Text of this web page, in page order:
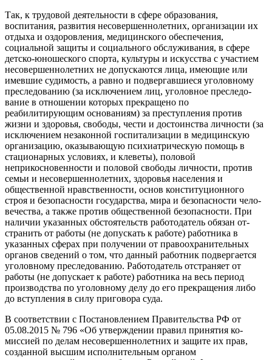
Так, к трудовой деятельности в сфе­ре образования,
воспитания, развития несовершеннолетних, организации их
отдыха и оздоровления, медицинско­го обеспечения,
социальной защиты и социального обслуживания, в сфере
детско-юношеского спорта, культуры и искусства с участием
несовершеннолет­них не допускаются лица, имеющие или
имевшие судимость, а равно и подвер­гавшиеся уголовному
преследованию (за исключением лиц, уголовное преследо­
вание в отношении которых прекращено по
реабилитирующим основаниям) за преступления против
жизни и здоровья, свободы, чести и достоинства личности (за
исключением незаконной госпита­лизации в медицинскую
организацию, оказывающую психиатрическую помощь в
стационарных условиях, и клеветы), по­ловой
неприкосновенности и половой свободы личности, против
семьи и не­совершеннолетних, здоровья населения и
общественной нравственности, основ конституционного
строя и безопасности государства, мира и безопасности чело­
вечества, а также против общественной безопасности. При
наличии указанных обстоятельств работодатель обязан от­
странить от работы (не допускать к ра­боте) работника в
указанных сферах при получении от правоохранительных
орга­нов сведений о том, что данный работник подвергается
уголовному преследова­нию. Работодатель отстраняет от
работы (не допускает к работе) работника на весь период
производства по уголовному делу до его прекращения либо
до вступления в силу приговора суда.
В соответствии с Постановлением Правительства РФ от
05.08.2015 № 796 «Об утверждении правил принятия ко­
миссией по делам несовершеннолетних и защите их прав,
созданной высшим ис­полнительным органом